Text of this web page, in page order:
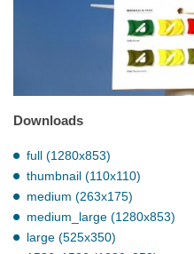
Downloads
full (1280x853)
thumbnail (110x110)
medium (263x175)
medium_large (1280x853)
large (525x350)